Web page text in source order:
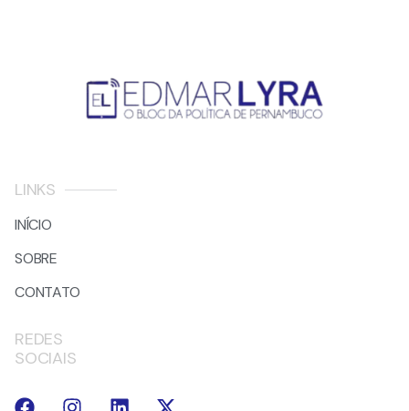
LINKS
INÍCIO
SOBRE
CONTATO
REDES
SOCIAIS